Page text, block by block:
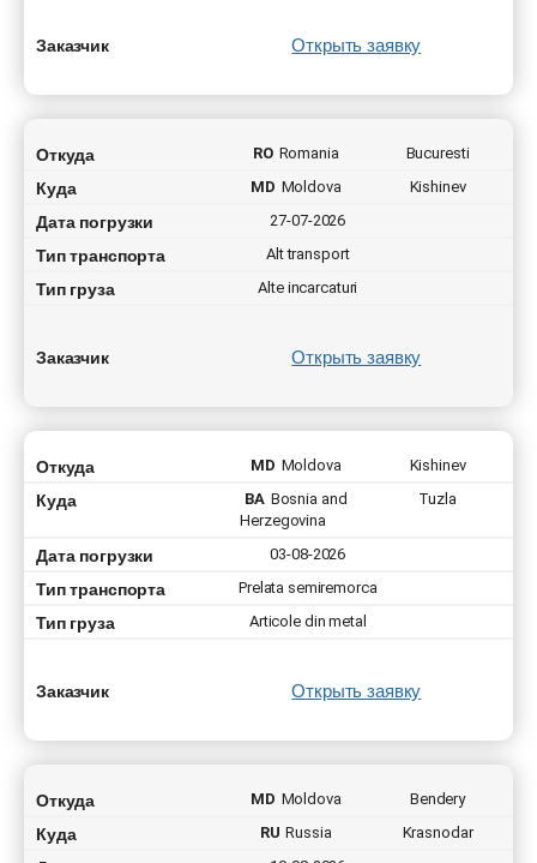
Заказчик Открыть заявку
Откуда RO Romania Bucuresti
Куда MD Moldova Kishinev
Дата погрузки 27-07-2026
Тип транспорта Alt transport
Тип груза Alte incarcaturi
Заказчик Открыть заявку
Откуда MD Moldova Kishinev
Куда BA Bosnia and
Herzegovina
Tuzla
Дата погрузки 03-08-2026
Тип транспорта Prelata semiremorca
Тип груза Articole din metal
Заказчик Открыть заявку
Откуда MD Moldova Bendery
Куда RU Russia Krasnodar